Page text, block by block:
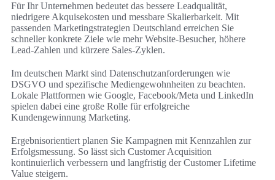
Für Ihr Unternehmen bedeutet das bessere Leadqualität,
niedrigere Akquisekosten und messbare Skalierbarkeit. Mit
passenden Marketingstrategien Deutschland erreichen Sie
schneller konkrete Ziele wie mehr Website-Besucher, höhere
Lead-Zahlen und kürzere Sales-Zyklen.
Im deutschen Markt sind Datenschutzanforderungen wie
DSGVO und spezifische Mediengewohnheiten zu beachten.
Lokale Plattformen wie Google, Facebook/Meta und LinkedIn
spielen dabei eine große Rolle für erfolgreiche
Kundengewinnung Marketing.
Ergebnisorientiert planen Sie Kampagnen mit Kennzahlen zur
Erfolgsmessung. So lässt sich Customer Acquisition
kontinuierlich verbessern und langfristig der Customer Lifetime
Value steigern.